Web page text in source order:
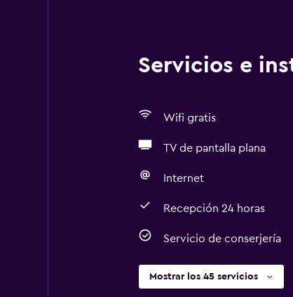
Servicios e
Wifi gratis
TV de pantalla plana
Internet
Recepción 24 horas
Servicio de conserjería
Mostrar los 45 servicios